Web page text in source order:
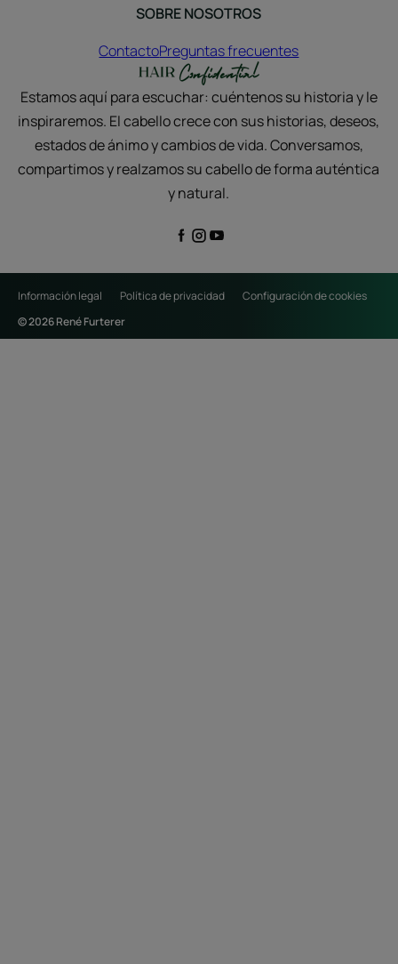
SOBRE NOSOTROS
ContactoPreguntas frecuentes
Estamos aquí para escuchar: cuéntenos su historia y le
inspiraremos. El cabello crece con sus historias, deseos,
estados de ánimo y cambios de vida. Conversamos,
compartimos y realzamos su cabello de forma auténtica
y natural.
Información legal Política de privacidad
Configuración de cookies
© 2026 René Furterer